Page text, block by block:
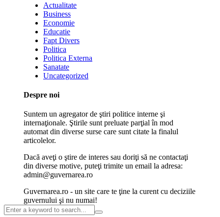
Actualitate
Business
Economie
Educatie
Fapt Divers
Politica
Politica Externa
Sanatate
Uncategorized
Despre noi
Suntem un agregator de ştiri politice interne şi
internaţionale. Ştirile sunt preluate parţial în mod
automat din diverse surse care sunt citate la finalul
articolelor.
Dacă aveţi o ştire de interes sau doriţi să ne contactaţi
din diverse motive, puteţi trimite un email la adresa:
admin@guvernarea.ro
Guvernarea.ro - un site care te ţine la curent cu deciziile
guvernului şi nu numai!